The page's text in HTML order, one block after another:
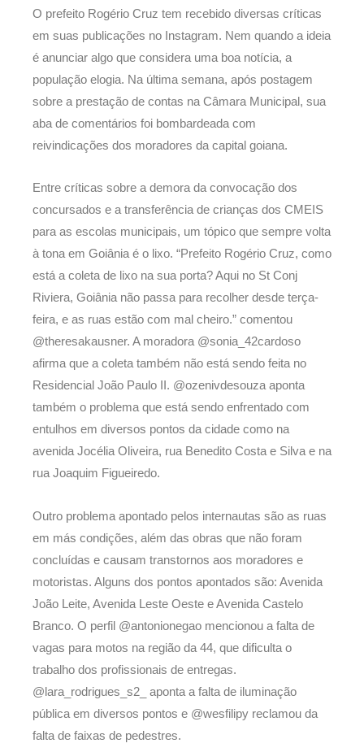
O prefeito Rogério Cruz tem recebido diversas críticas
em suas publicações no Instagram. Nem quando a ideia
é anunciar algo que considera uma boa notícia, a
população elogia. Na última semana, após postagem
sobre a prestação de contas na Câmara Municipal, sua
aba de comentários foi bombardeada com
reivindicações dos moradores da capital goiana.
Entre críticas sobre a demora da convocação dos
concursados e a transferência de crianças dos CMEIS
para as escolas municipais, um tópico que sempre volta
à tona em Goiânia é o lixo. “Prefeito Rogério Cruz, como
está a coleta de lixo na sua porta? Aqui no St Conj
Riviera, Goiânia não passa para recolher desde terça-
feira, e as ruas estão com mal cheiro.” comentou
@theresakausner. A moradora @sonia_42cardoso
afirma que a coleta também não está sendo feita no
Residencial João Paulo II. @ozenivdesouza aponta
também o problema que está sendo enfrentado com
entulhos em diversos pontos da cidade como na
avenida Jocélia Oliveira, rua Benedito Costa e Silva e na
rua Joaquim Figueiredo.
Outro problema apontado pelos internautas são as ruas
em más condições, além das obras que não foram
concluídas e causam transtornos aos moradores e
motoristas. Alguns dos pontos apontados são: Avenida
João Leite, Avenida Leste Oeste e Avenida Castelo
Branco. O perfil @antonionegao mencionou a falta de
vagas para motos na região da 44, que dificulta o
trabalho dos profissionais de entregas.
@lara_rodrigues_s2_ aponta a falta de iluminação
pública em diversos pontos e @wesfilipy reclamou da
falta de faixas de pedestres.